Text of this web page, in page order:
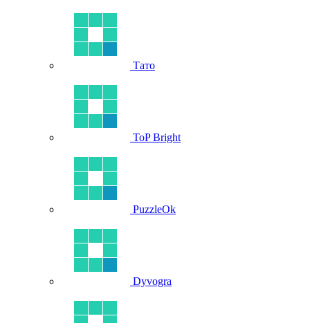
Тато
ToP Bright
PuzzleOk
Dyvogra